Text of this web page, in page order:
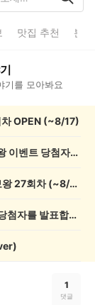
맛집 추천 분
기를 모아봐요
OPEN (~8/17)
💰[당첨자 발표] 26회차 우리 동네 정보왕 이벤트 당첨자를 발표합니다!
💸 전원 2,000캐시 지급! 우리 동네 정보왕 27회차 (~8/10)
💰[당첨자 발표] 우리 동네 썰전 12회차 당첨자를 발표합니다!
1
댓글